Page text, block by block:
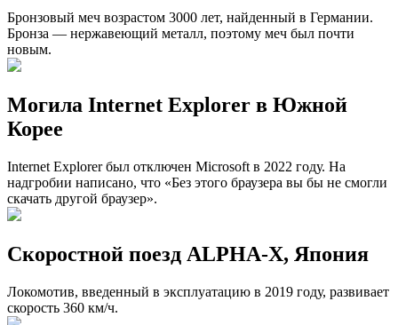
Бронзовый меч возрастом 3000 лет, найденный в Германии.
Бронза — нержавеющий металл, поэтому меч был почти
новым.
Могила Internet Explorer в Южной
Корее
Internet Explorer был отключен Microsoft в 2022 году. На
надгробии написано, что «Без этого браузера вы бы не смогли
скачать другой браузер».
Скоростной поезд ALPHA-X, Япония
Локомотив, введенный в эксплуатацию в 2019 году, развивает
скорость 360 км/ч.